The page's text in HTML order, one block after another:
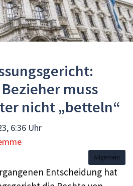
muss
nicht „betteln“
6:36 Uhr
Allgemein
Entscheidung hat